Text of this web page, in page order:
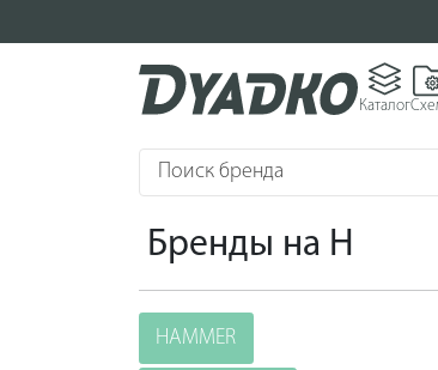
Каталог
Поиск бренда
Бренды на H
HAMMER